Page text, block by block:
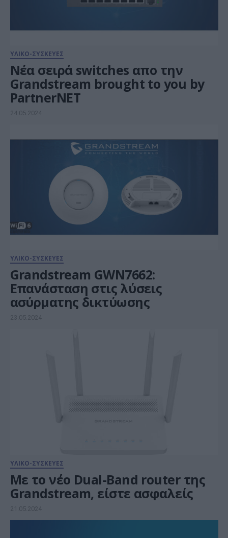
ΥΛΙΚΟ-ΣΥΣΚΕΥΕΣ
Νέα σειρά switches απο την
Grandstream brought to you by
PartnerNET
24.05.2024
ΥΛΙΚΟ-ΣΥΣΚΕΥΕΣ
Grandstream GWN7662:
Επανάσταση στις λύσεις
ασύρματης δικτύωσης
23.05.2024
ΥΛΙΚΟ-ΣΥΣΚΕΥΕΣ
Με το νέο Dual-Band router της
Grandstream, είστε ασφαλείς
21.05.2024